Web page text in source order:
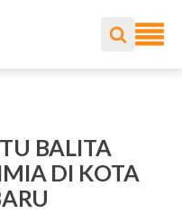
BALITA
DI KOTA